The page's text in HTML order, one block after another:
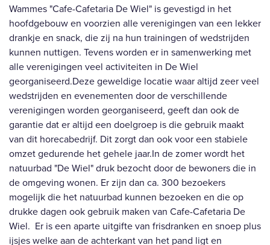
Wammes "Cafe-Cafetaria De Wiel" is gevestigd in het
hoofdgebouw en voorzien alle verenigingen van een lekker
drankje en snack, die zij na hun trainingen of wedstrijden
kunnen nuttigen. Tevens worden er in samenwerking met
alle verenigingen veel activiteiten in De Wiel
georganiseerd.Deze geweldige locatie waar altijd zeer veel
wedstrijden en evenementen door de verschillende
verenigingen worden georganiseerd, geeft dan ook de
garantie dat er altijd een doelgroep is die gebruik maakt
van dit horecabedrijf. Dit zorgt dan ook voor een stabiele
omzet gedurende het gehele jaar.In de zomer wordt het
natuurbad "De Wiel" druk bezocht door de bewoners die in
de omgeving wonen. Er zijn dan ca. 300 bezoekers
mogelijk die het natuurbad kunnen bezoeken en die op
drukke dagen ook gebruik maken van Cafe-Cafetaria De
Wiel. Er is een aparte uitgifte van frisdranken en snoep plus
ijsjes welke aan de achterkant van het pand ligt en